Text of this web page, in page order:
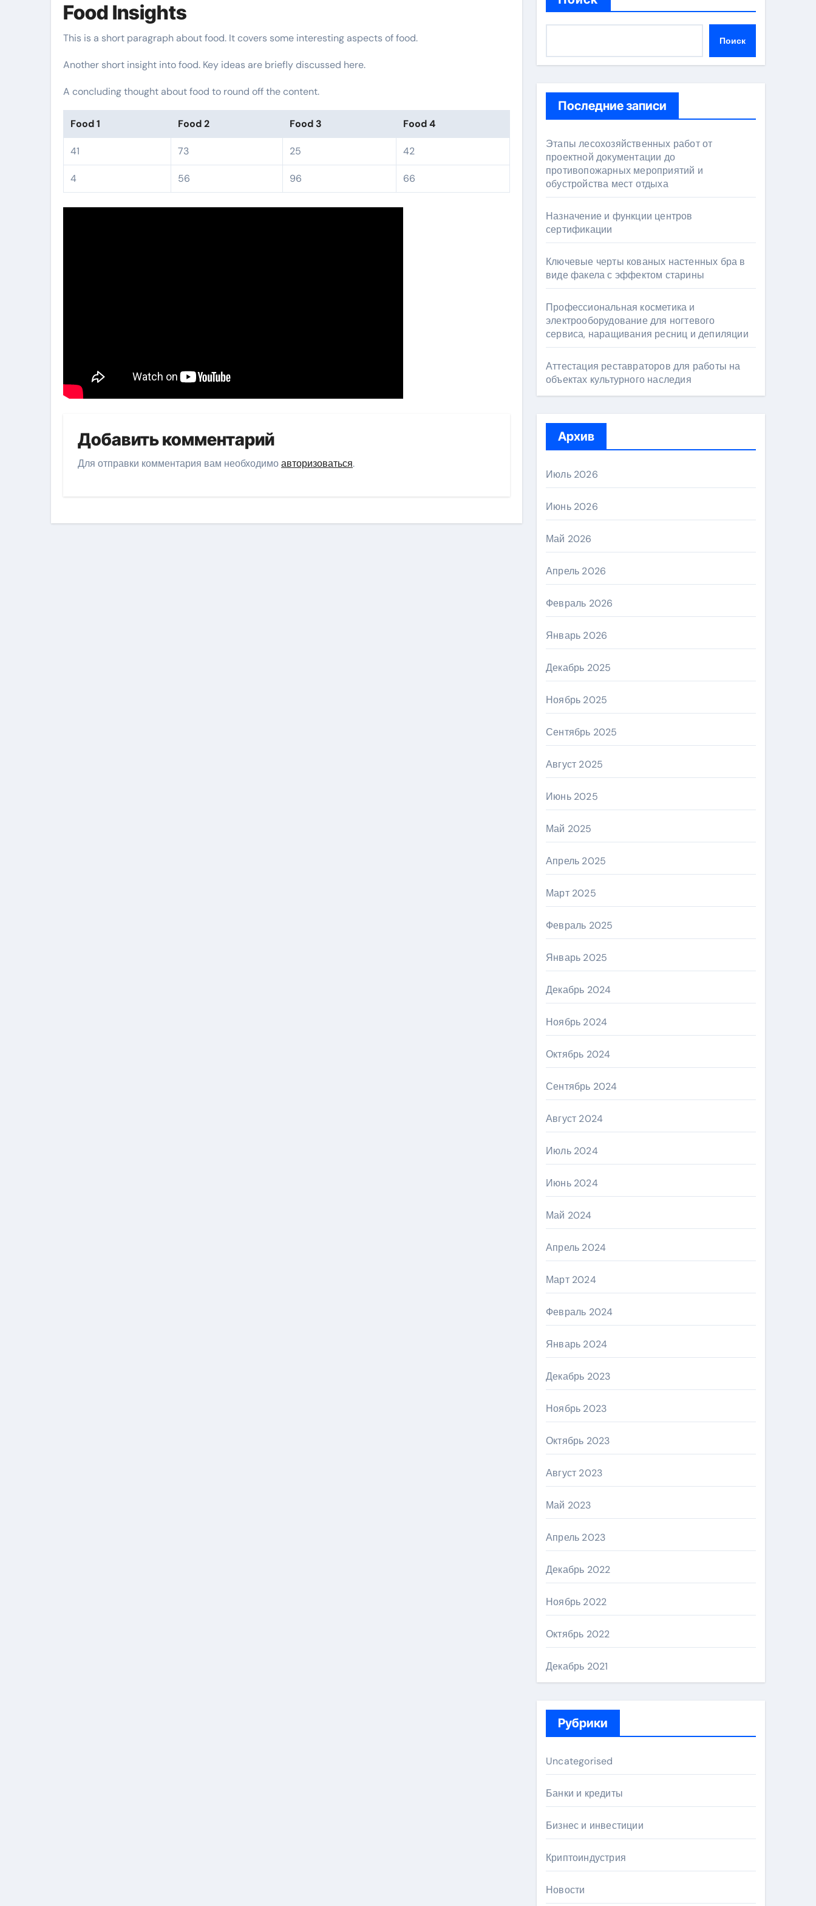
Food Insights
This is a short paragraph about food. It covers some interesting aspects of food.
Another short insight into food. Key ideas are briefly discussed here.
A concluding thought about food to round off the content.
Food 1 Food 2 Food 3 Food 4
41 73 25 42
4 56 96 66
Добавить комментарий
Для отправки комментария вам необходимоавторизоваться.
Поиск
Последние записи
Этапы лесохозяйственных работ от
проектной документации до
противопожарных мероприятий и
обустройства мест отдыха
Назначение и функции центров
сертификации
Ключевые черты кованых настенных бра в
виде факела с эффектом старины
Профессиональная косметика и
электрооборудование для ногтевого
сервиса, наращивания ресниц и депиляции
Аттестация реставраторов для работы на
объектах культурного наследия
Архив
Июль 2026
Июнь 2026
Май 2026
Апрель 2026
Февраль 2026
Январь 2026
Декабрь 2025
Ноябрь 2025
Сентябрь 2025
Август 2025
Июнь 2025
Май 2025
Апрель 2025
Март 2025
Февраль 2025
Январь 2025
Декабрь 2024
Ноябрь 2024
Октябрь 2024
Сентябрь 2024
Август 2024
Июль 2024
Июнь 2024
Май 2024
Апрель 2024
Март 2024
Февраль 2024
Январь 2024
Декабрь 2023
Ноябрь 2023
Октябрь 2023
Август 2023
Май 2023
Апрель 2023
Декабрь 2022
Ноябрь 2022
Октябрь 2022
Декабрь 2021
Рубрики
Uncategorised
Банки и кредиты
Бизнес и инвестиции
Криптоиндустрия
Новости